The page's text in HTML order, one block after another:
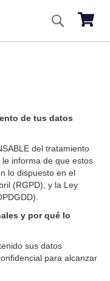
Mi
Buscar
de tus datos
del tratamiento
informa de que estos
lo dispuesto en el
(RGPD), y la Ley
y por qué lo
sus datos
para alcanzar